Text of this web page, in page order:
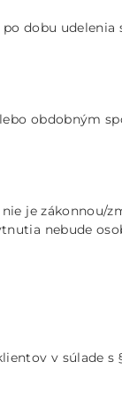
dobu
obdobným
je zákonnou/
nebude
v súlade s